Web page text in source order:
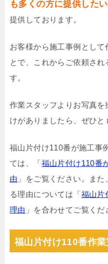
も多くの方に提供したい
提供しております。
お客様から施工事例として
とで、これからご依頼され
す。
作業スタッフよりお写真
けがありましたら、ぜひと
福山片付け110番が施工事
ては、「 福山片付け110番
由 」をご覧ください。ま
る理由については「 福山片
理由 」を合わせてご覧くだ
福山片付け110番作